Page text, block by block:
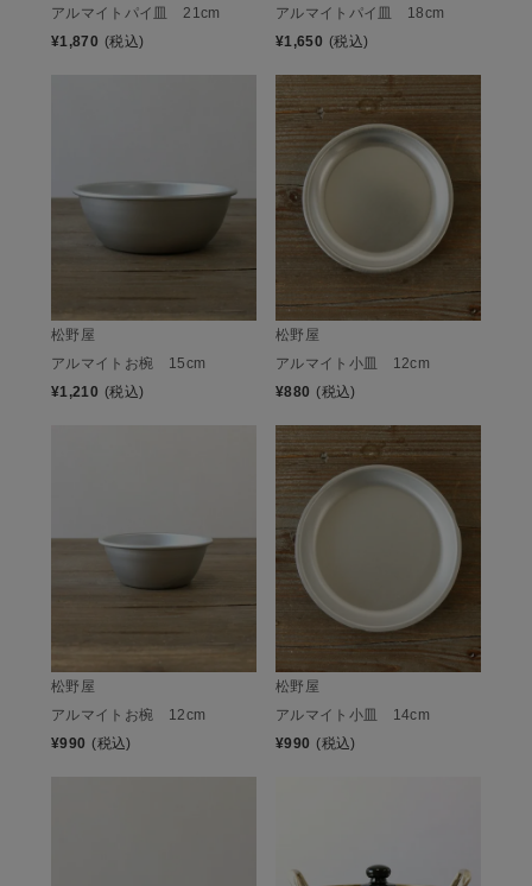
アルマイトパイ皿 21cm
¥1,870 (税込)
アルマイトパイ皿 18cm
¥1,650 (税込)
松野屋
アルマイトお椀 15cm
¥1,210 (税込)
松野屋
アルマイト小皿 12cm
¥880 (税込)
松野屋
アルマイトお椀 12cm
¥990 (税込)
松野屋
アルマイト小皿 14cm
¥990 (税込)